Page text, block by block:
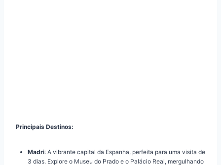
Principais Destinos:
Madri: A vibrante capital da Espanha, perfeita para uma visita de
3 dias. Explore o Museu do Prado e o Palácio Real, mergulhando